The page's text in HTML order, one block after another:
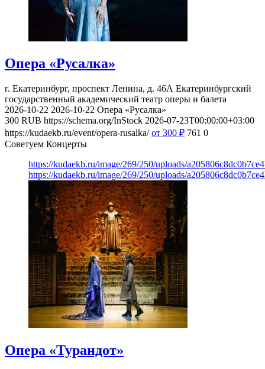
Опера «Русалка»
г. Екатеринбург, проспект Ленина, д. 46А Екатеринбургский
государственный академический театр оперы и балета
2026-10-22 2026-10-22 Опера «Русалка»
300 RUB https://schema.org/InStock 2026-07-23T00:00:00+03:00
https://kudaekb.ru/event/opera-rusalka/ от 300 ₽ 761 0
Советуем Концерты
https://kudaekb.ru/image/269/250/uploads/
https://kudaekb.ru/image/269/250/uploads/
Опера «Турандот»